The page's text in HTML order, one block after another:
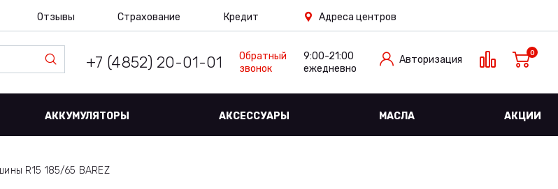
Отзывы Страхование Кредит Адреса центров
+7 (4852) 20-01-01
Обратный
звонок
9:00-21:00
ежедневно
Авторизация
0
АККУМУЛЯТОРЫ АКСЕССУАРЫ МАСЛА АКЦИИ
R15 185/65 BAREZ